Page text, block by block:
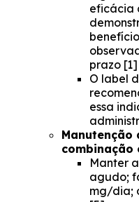
eficácia
prazo [1]
O label
essa
Manutenção
Manter
agudo;
mg/dia;